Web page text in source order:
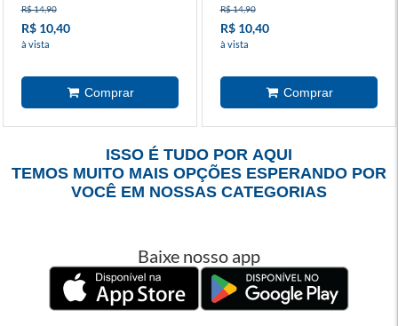
R$ 14,90
R$ 10,40
à vista
R$ 14,90
R$ 10,40
à vista
ISSO É TUDO POR AQUI
TEMOS MUITO MAIS OPÇÕES ESPERANDO POR
VOCÊ EM NOSSAS CATEGORIAS
Baixe nosso app